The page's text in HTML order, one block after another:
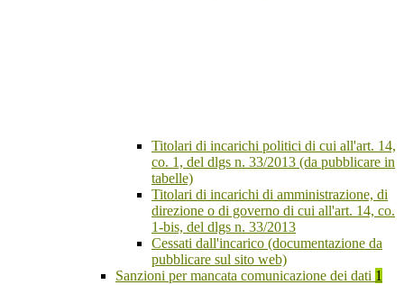
Titolari di incarichi politici di cui all'art. 14,
co. 1, del dlgs n. 33/2013 (da pubblicare in
tabelle)
Titolari di incarichi di amministrazione, di
direzione o di governo di cui all'art. 14, co.
1-bis, del dlgs n. 33/2013
Cessati dall'incarico (documentazione da
pubblicare sul sito web)
Sanzioni per mancata comunicazione dei dati 1